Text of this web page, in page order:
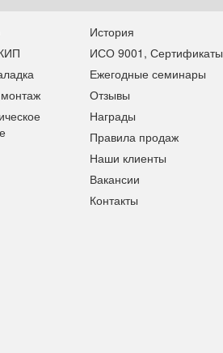
История
ИСО 9001, Сертификаты
Ежегодные семинары
Отзывы
Награды
Правила продаж
Наши клиенты
Вакансии
Контакты